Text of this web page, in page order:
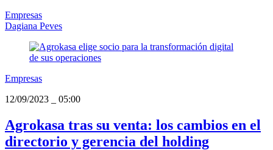
Empresas
Dagiana Peves
Empresas
12/09/2023
05:00
Agrokasa tras su venta: los cambios en el
directorio y gerencia del holding